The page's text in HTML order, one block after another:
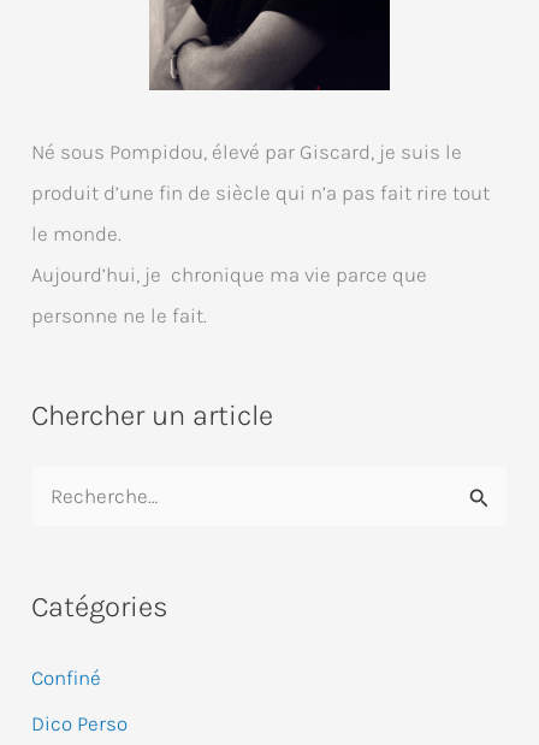
Né sous Pompidou, élevé par Giscard, je suis le
produit d’une fin de siècle qui n’a pas fait rire tout
le monde.
Aujourd’hui, je chronique ma vie parce que
personne ne le fait.
Chercher un article
h
r
c
Catégories
Confiné
Dico Perso